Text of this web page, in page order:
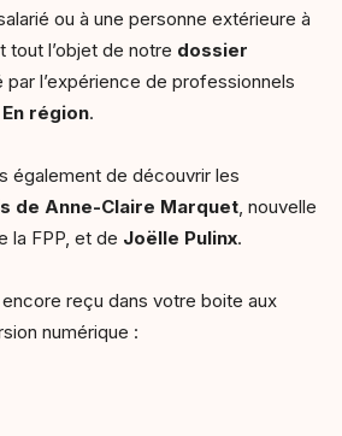
ou à une personne extérieure à
tout l’objet de notre dossier
par l’expérience de professionnels
En région.
également de découvrir les
de Anne-Claire Marquet , nouvelle
la FPP, et de Joëlle Pulinx.
encore reçu dans votre boite aux
numérique :